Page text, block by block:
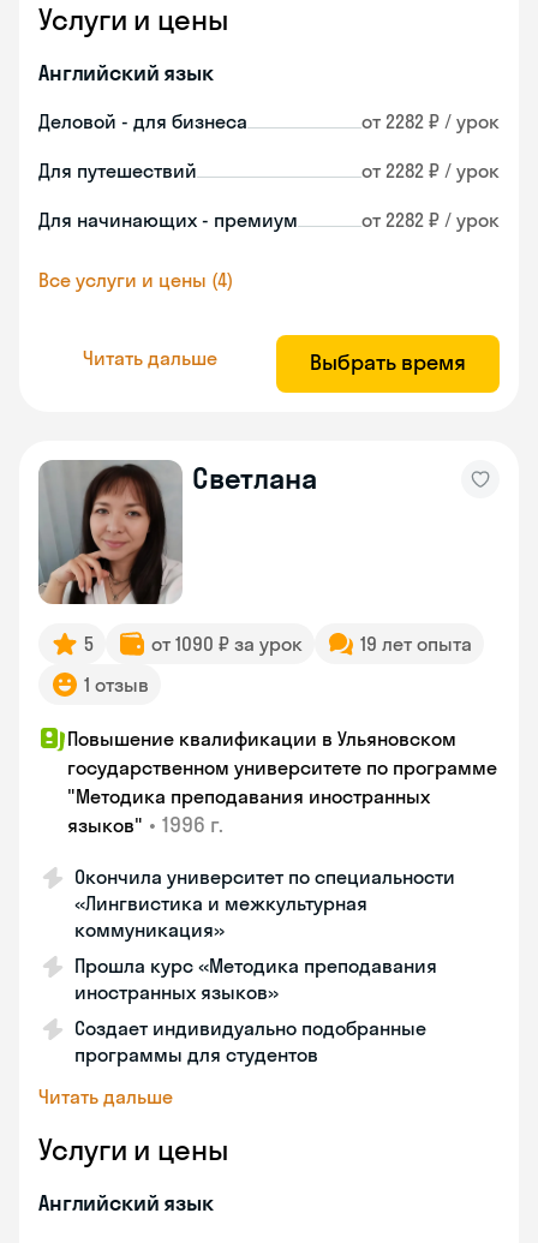
Услуги и цены
Английский язык
Деловой - для бизнеса от 2282 ₽ / урок
Для путешествий от 2282 ₽ / урок
Для начинающих - премиум от 2282 ₽ / урок
Все услуги и цены (4)
Читать дальше Выбрать время
Светлана
5 от 1090 ₽ за урок
19 лет опыта
1 отзыв
Повышение квалификации в Ульяновском
государственном университете по программе
"Методика преподавания иностранных
языков" • 1996 г.
Окончила университет по специальности
«Лингвистика и межкультурная
коммуникация»
Прошла курс «Методика преподавания
иностранных языков»
Создает индивидуально подобранные
программы для студентов
Читать дальше
Услуги и цены
Английский язык